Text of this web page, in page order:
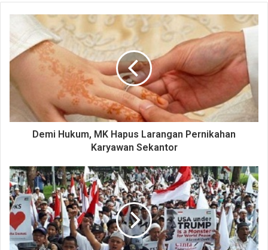
Demi Hukum, MK Hapus Larangan Pernikahan
Karyawan Sekantor